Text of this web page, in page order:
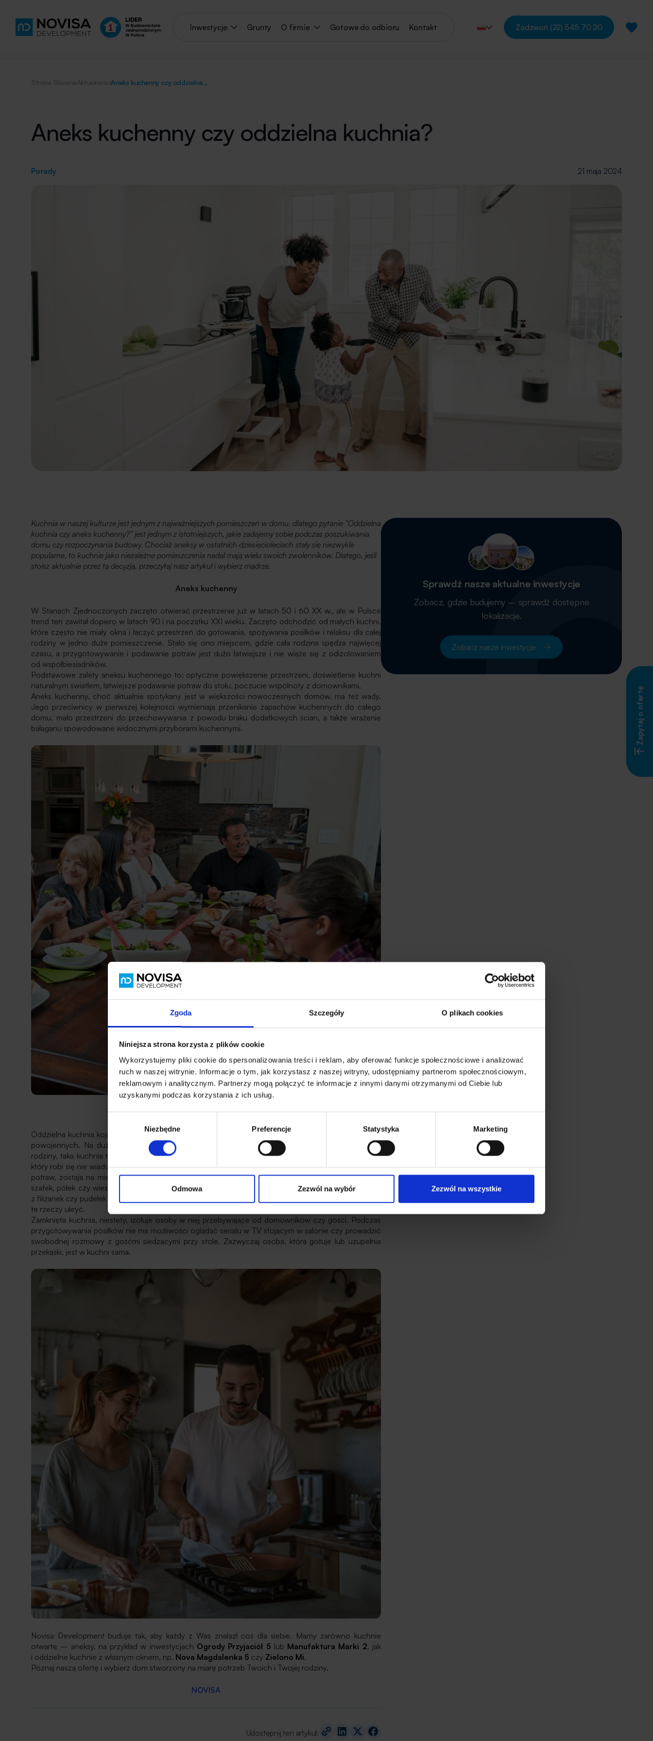
Zgoda Szczegóły O plikach cookies
Niniejsza strona korzysta z plików cookie
Wykorzystujemy pliki cookie do spersonalizowania treści i reklam, aby oferować funkcje społecznościowe i analizować
ruch w naszej witrynie. Informacje o tym, jak korzystasz z naszej witryny, udostępniamy partnerom społecznościowym,
reklamowym i analitycznym. Partnerzy mogą połączyć te informacje z innymi danymi otrzymanymi od Ciebie lub
uzyskanymi podczas korzystania z ich usług.
Niezbędne Preferencje Statystyka Marketing
Odmowa Zezwól na wybór Zezwól na wszystkie
Inwestycje Grunty O firmie Gotowe do odbioru Kontakt Zadzwoń (22) 545 70 20
AktualnościAneks kuchenny czy oddzielna...
Aneks kuchenny czy oddzielna kuchnia?
Porady 21 maja 2024
Kuchnia w naszej kulturze jest jednym z najważniejszych pomieszczeń w domu, dlatego pytanie “Oddzielna
kuchnia czy aneks kuchenny?” jest jednym z istotniejszych, jakie zadajemy sobie podczas poszukiwania
domu czy rozpoczynania budowy. Chociaż aneksy w ostatnich dziesięcioleciach stały się niezwykle
popularne, to kuchnie jako niezależne pomieszczenia nadal mają wielu swoich zwolenników. Dlatego, jeśli
stoisz aktualnie przez tą decyzją, przeczytaj nasz artykuł i wybierz mądrze.
Aneks kuchenny
W Stanach Zjednoczonych zaczęto otwierać przestrzenie już w latach 50 i 60 XX w., ale w Polsce
trend ten zawitał dopiero w latach 90 i na początku XXI wieku. Zaczęto odchodzić od małych kuchni,
które często nie miały okna i łączyć przestrzeń do gotowania, spożywania posiłków i relaksu dla całej
rodziny w jedno duże pomieszczenie. Stało się ono miejscem, gdzie cała rodzina spędza najwięcej
czasu, a przygotowywanie i podawanie potraw jest dużo łatwiejsze i nie wiąże się z odizolowaniem
od współbiesiadników.
Podstawowe zalety aneksu kuchennego to: optyczne powiększenie przestrzeni, doświetlenie kuchni
naturalnym światłem, łatwiejsze podawanie potraw do stołu, poczucie wspólnoty z domownikami.
Aneks kuchenny, choć aktualnie spotykany jest w większości nowoczesnych domów, ma też wady.
Jego przeciwnicy w pierwszej kolejności wymieniają przenikanie zapachów kuchennych do całego
domu, mało przestrzeni do przechowywania z powodu braku dodatkowych ścian, a także wrażenie
bałaganu spowodowane widocznymi przyborami kuchennymi.
Oddzielna kuchnia
Oddzielna kuchnia kojarzona jest najczęściej z dużymi domami oraz mieszkaniami w blokach z czasów
powojennych. Na dużej przestrzeni, kiedy w kuchni jest okno i miejsce na obszerny stół dla całej
rodziny, taka kuchnia to świetna sprawa. Bałagan wśród naczyń, przypraw czy sprzętów kuchennych,
który robi się nie wiadomo kiedy, zostaje ukryty przed gośćmi. Zapachy czy para wodna z gotowanych
potraw, zostają na miejscu. W takiej kuchni jest również więcej miejsca na ścianach do powieszenia
szafek, półek czy wieszaków na przybory. W zamkniętej kuchni można sobie pozwolić na ekspozycję
z filiżanek czy pudełek na przyprawy, z kolei w aneksie kuchennym, który, de facto, jest w salonie, warto
te rzeczy ukryć.
Zamknięta kuchnia, niestety, izoluje osoby w niej przebywające od domowników czy gości. Podczas
przygotowywania posiłków nie ma możliwości oglądać serialu w TV stojącym w salonie czy prowadzić
swobodnej rozmowy z gośćmi siedzącymi przy stole. Zazwyczaj osoba, która gotuje lub uzupełnia
przekąski, jest w kuchni sama.
Novisa Development buduje tak, aby każdy z Was znalazł coś dla siebie. Mamy zarówno kuchnie
otwarte – aneksy, na przykład w inwestycjach Ogrody Przyjaciół 5 lub Manufaktura Marki 2, jak
i oddzielne kuchnie z własnym oknem, np. Nova Magdalenka 5 czy Zielono Mi.
Poznaj naszą ofertę i wybierz dom stworzony na miarę potrzeb Twoich i Twojej rodziny.
NOVISA
Udostepnij ten artykuł:
Sprawdź nasze aktualne inwestycje
Zobacz, gdzie budujemy – sprawdź dostępne
lokalizacje.
Zobacz nasze inwestycje
Zapytaj o ofertę